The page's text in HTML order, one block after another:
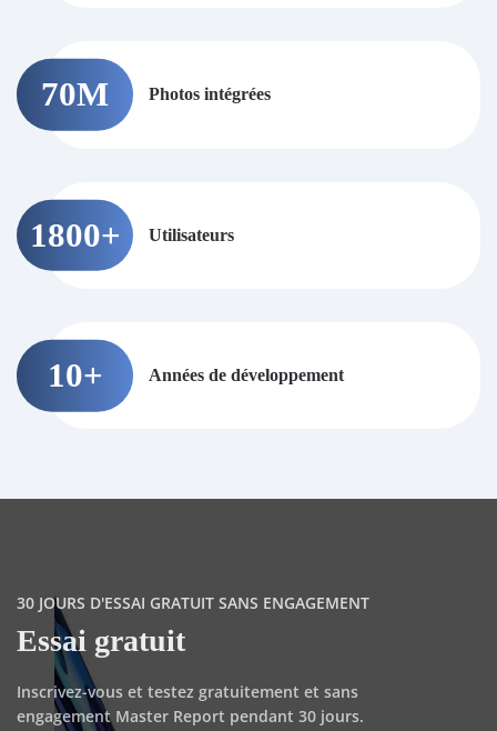
70M Photos intégrées
1800+ Utilisateurs
10+ Années de développement
30 JOURS D'ESSAI GRATUIT SANS ENGAGEMENT
Essai gratuit
Inscrivez-vous et testez gratuitement et sans
engagement Master Report pendant 30 jours.